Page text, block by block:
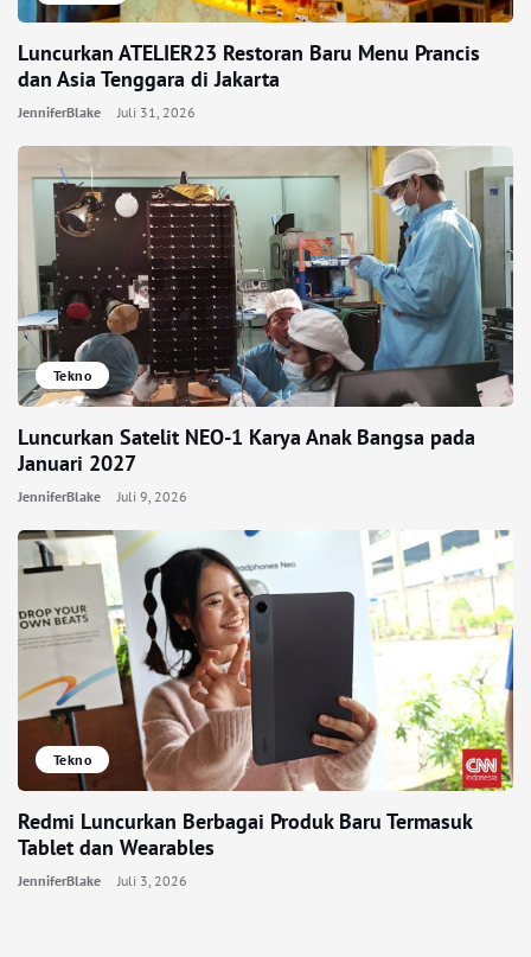
Luncurkan ATELIER23 Restoran Baru Menu Prancis
dan Asia Tenggara di Jakarta
JenniferBlake Juli 31, 2026
Tekno
Luncurkan Satelit NEO-1 Karya Anak Bangsa pada
Januari 2027
JenniferBlake Juli 9, 2026
Tekno
Redmi Luncurkan Berbagai Produk Baru Termasuk
Tablet dan Wearables
JenniferBlake Juli 3, 2026